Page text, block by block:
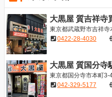
大黒屋 質吉祥寺
東京都武蔵野市吉祥
0422-28-4030
大黒屋 質国分寺
東京都国分寺市本町3-
042-329-5177